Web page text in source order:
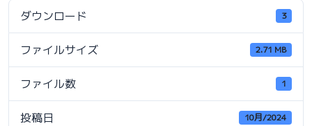
ダウンロード 3
ファイルサイズ 2.71 MB
ファイル数 1
投稿日 10月/2024